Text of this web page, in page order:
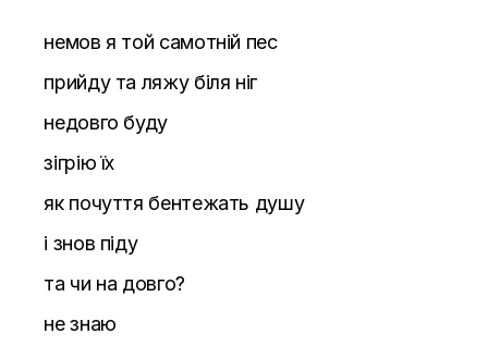
немов я той самотній пес
прийду та ляжу біля ніг
недовго буду
зігрію їх
як почуття бентежать душу
і знов піду
та чи на довго?
не знаю